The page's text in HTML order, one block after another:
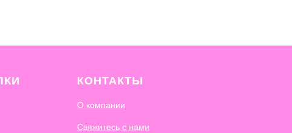
КОНТАКТЫ
О компании
Свяжитесь с нами